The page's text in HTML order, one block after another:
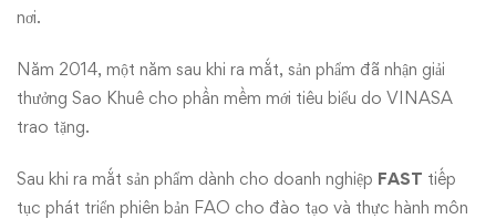
ra
mắt
thị
trường
nơi.
Năm 2014, một năm sau khi ra mắt, sản phẩm đã nhận giải
thưởng Sao Khuê cho phần mềm mới tiêu biểu do VINASA
trao tặng.
Sau khi ra mắt sản phẩm dành cho doanh nghiệp FAST tiếp
tục phát triển phiên bản FAO cho đào tạo và thực hành môn